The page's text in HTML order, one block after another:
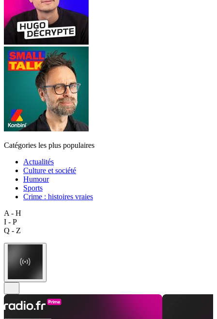
Catégories les plus populaires
Actualités
Culture et société
Humour
Sports
Crime : histoires vraies
A - H
I - P
Q - Z